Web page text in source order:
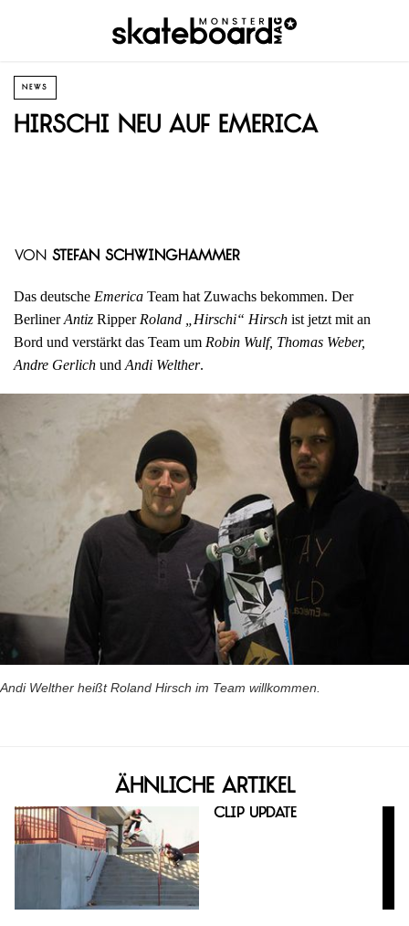
NEWS
Hirschi neu auf Emerica
von Stefan Schwinghammer
Das deutsche Emerica Team hat Zuwachs bekommen. Der
BerlinerAntiz Ripper Roland „Hirschi“ Hirsch ist jetzt mit an
Bord und verstärkt das Team um Robin Wulf, Thomas Weber,
Andre Gerlich und Andi Welther.
Andi Welther heißt Roland Hirsch im Team willkommen.
Ähnliche Artikel
Clip Update